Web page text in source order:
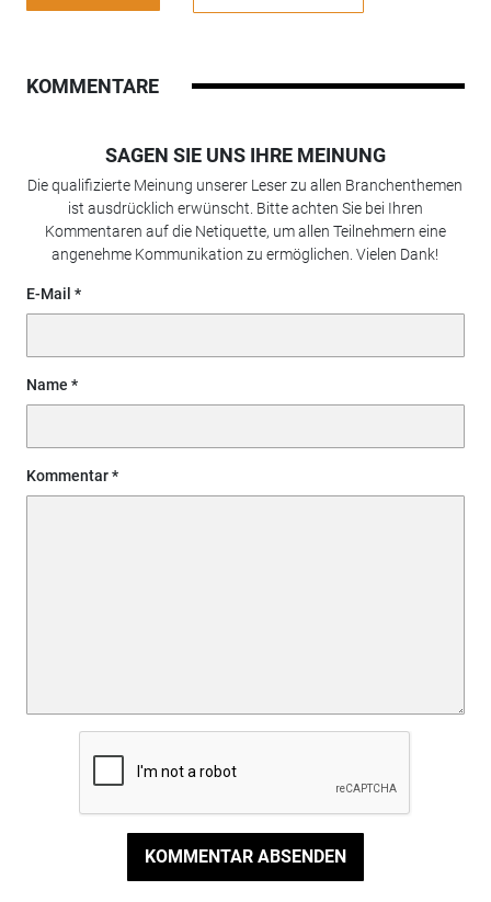
KOMMENTARE
SAGEN SIE UNS IHRE MEINUNG
Die qualifizierte Meinung unserer Leser zu allen Branchenthemen
ist ausdrücklich erwünscht. Bitte achten Sie bei Ihren
Kommentaren auf die Netiquette, um allen Teilnehmern eine
angenehme Kommunikation zu ermöglichen. Vielen Dank!
E-Mail
Name
Kommentar
KOMMENTAR ABSENDEN